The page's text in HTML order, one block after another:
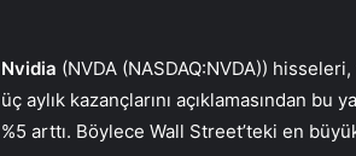
Nvidia (NVDA (NASDAQ:NVDA))
üç aylık kazançlarını açıklamasından
%5 arttı. Böylece Wall Street’teki en